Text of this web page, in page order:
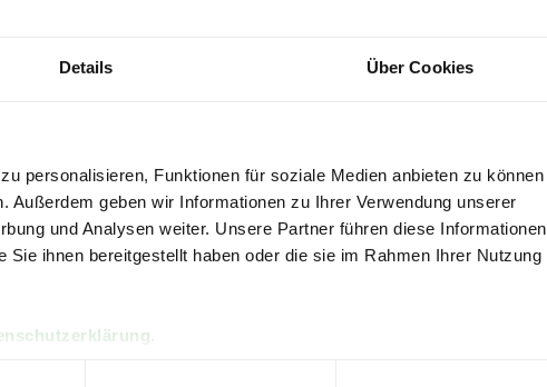
Details Über Cookies
personalisieren, Funktionen für soziale Medien anbieten zu können
Außerdem geben wir Informationen zu Ihrer Verwendung unserer
und Analysen weiter. Unsere Partner führen diese Informationen
ihnen bereitgestellt haben oder die sie im Rahmen Ihrer Nutzung